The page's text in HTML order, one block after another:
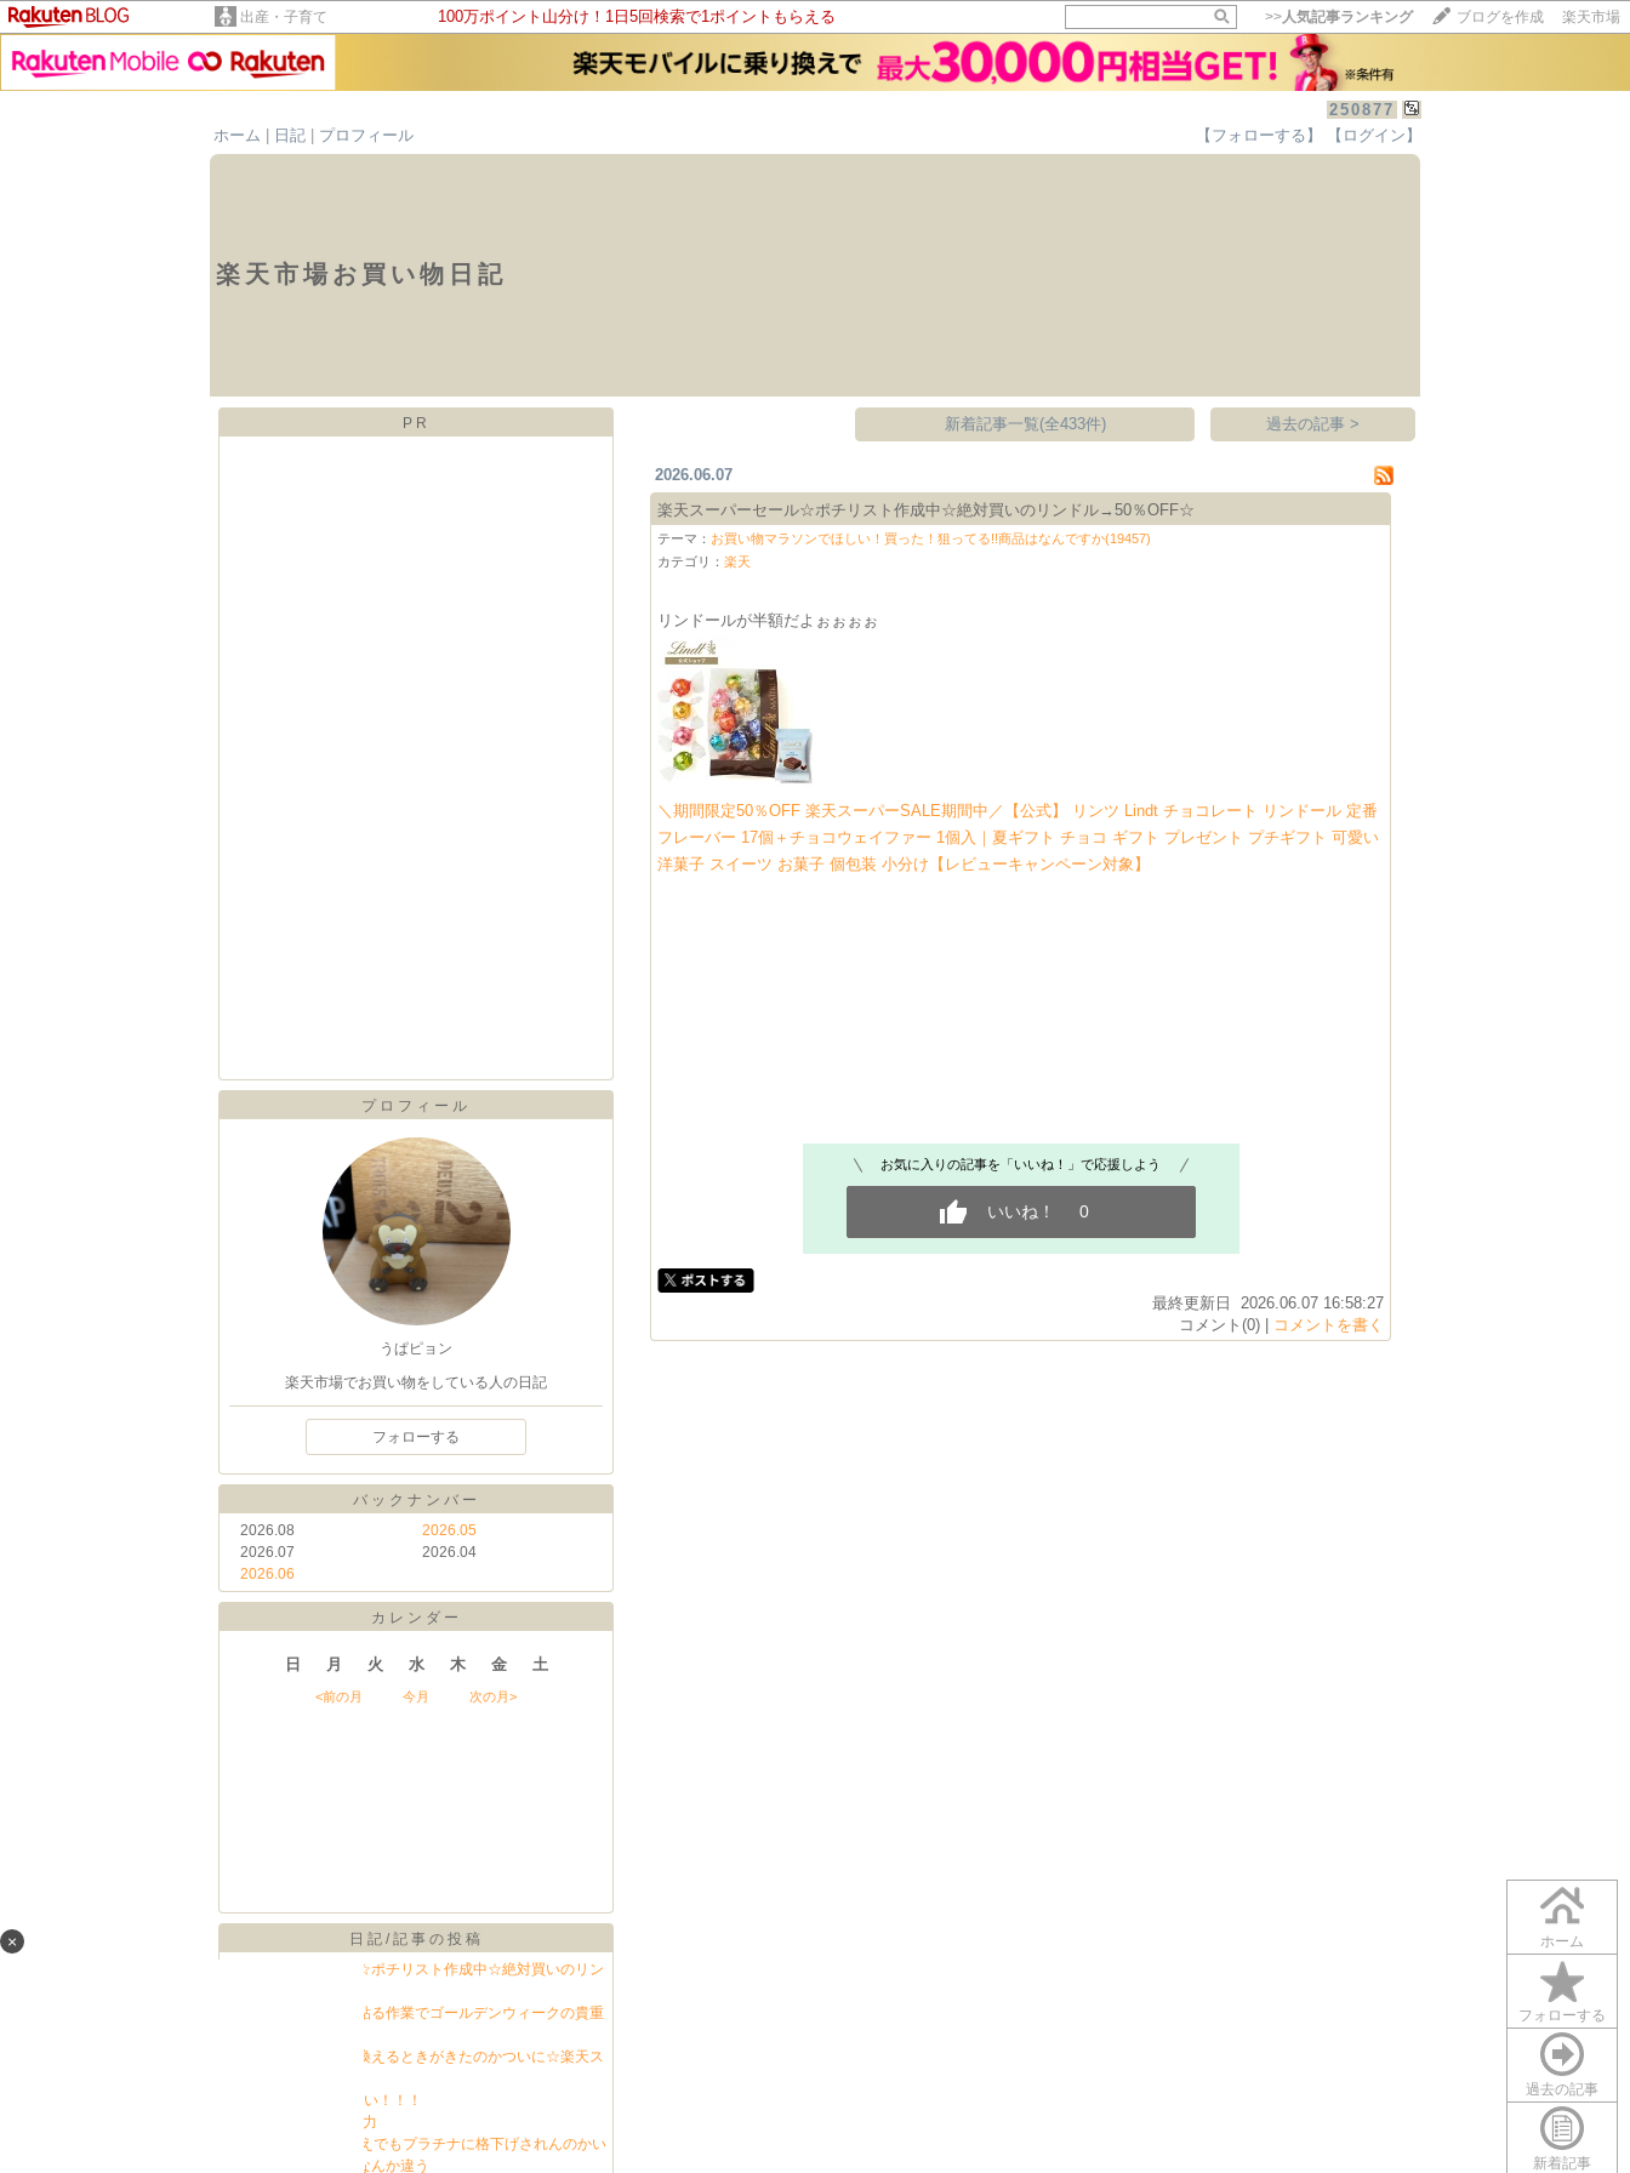
出産・子育て 100万ポイント山分け！1日5回検索で1ポイントもらえる >>人気記事ランキング ブログを作成 楽天市場
250877
ホーム
日記 プロフィール 【フォローする】 【ログイン】
楽天市場お買い物日記
ホーム
フォローする
過去の記事
新着記事
PR
×
プロフィール
うぱピョン
楽天市場でお買い物をしている人の日記
フォローする
バックナンバー
2026.08
2026.07
2026.06
2026.05
2026.04
カレンダー
日 月 火 水 木 金 土
<前の月 今月 次の月>
日記/記事の投稿
楽天スーパーセール☆ポチリスト作成中☆絶対買いのリン
LANケーブルを壁に貼る作業でゴールデンウィークの貴重
楽天モバイルに乗り換えるときがきたのかついに☆楽天ス
Excelを格安で使いたい！！！
さらばj.comと東北電力
カード払い月40万超えでもプラチナに格下げされんのかい
サイドバーの広告がなんか違う
新着記事一覧(全433件) 過去の記事 >
2026.06.07
楽天スーパーセール☆ポチリスト作成中☆絶対買いのリンドル→50％OFF☆
テーマ： お買い物マラソンでほしい！買った！狙ってる!!商品はなんですか(19457)
カテゴリ：楽天
リンドールが半額だよぉぉぉぉ
＼期間限定50％OFF 楽天スーパーSALE期間中／【公式】 リンツ Lindt チョコレート リンドール 定番
フレーバー 17個＋チョコウェイファー 1個入｜夏ギフト チョコ ギフト プレゼント プチギフト 可愛い
洋菓子 スイーツ お菓子 個包装 小分け【レビューキャンペーン対象】
お気に入りの記事を「いいね！」で応援しよう
いいね！ 0
最終更新日 2026.06.07 16:58:27
コメント(0) |
コメントを書く